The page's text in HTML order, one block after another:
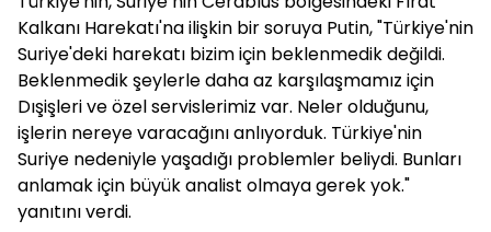
Kalkanı Harekatı'na ilişkin bir soruya Putin, "Türkiye'nin
Suriye'deki harekatı bizim için beklenmedik değildi.
Beklenmedik şeylerle daha az karşılaşmamız için
Dışişleri ve özel servislerimiz var. Neler olduğunu,
işlerin nereye varacağını anlıyorduk. Türkiye'nin
Suriye nedeniyle yaşadığı problemler beliydi. Bunları
anlamak için büyük analist olmaya gerek yok."
yanıtını verdi.